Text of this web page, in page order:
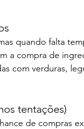
quando falta
a compra de
com verduras,
tentações)
de compras